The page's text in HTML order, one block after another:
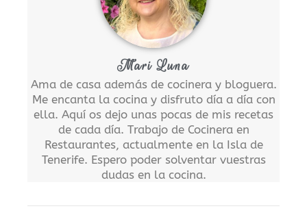
Mari Luna
Ama de casa además de cocinera y bloguera.
Me encanta la cocina y disfruto día a día con
ella. Aquí os dejo unas pocas de mis recetas
de cada día. Trabajo de Cocinera en
Restaurantes, actualmente en la Isla de
Tenerife. Espero poder solventar vuestras
dudas en la cocina.